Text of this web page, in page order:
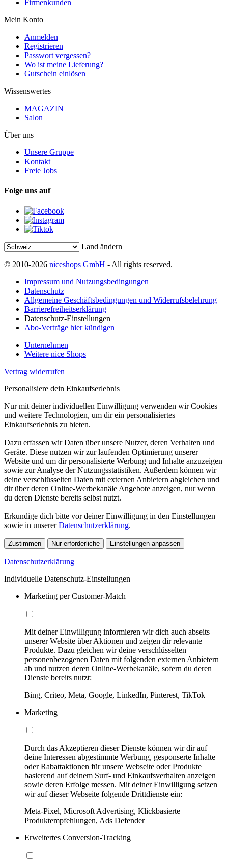
Firmenkunden
Mein Konto
Anmelden
Registrieren
Passwort vergessen?
Wo ist meine Lieferung?
Gutschein einlösen
Wissenswertes
MAGAZIN
Salon
Über uns
Unsere Gruppe
Kontakt
Freie Jobs
Folge uns auf
Land ändern
© 2010-2026 niceshops GmbH - All rights reserved.
Impressum und Nutzungsbedingungen
Datenschutz
Allgemeine Geschäftsbedingungen und Widerrufsbelehrung
Barrierefreiheitserklärung
Datenschutz-Einstellungen
Abo-Verträge hier kündigen
Unternehmen
Weitere nice Shops
Vertrag widerrufen
Personalisiere dein Einkaufserlebnis
Nur mit deiner individuellen Einwilligung verwenden wir Cookies
und weitere Technologien, um dir ein personalisiertes
Einkaufserlebnis zu bieten.
Dazu erfassen wir Daten über unsere Nutzer, deren Verhalten und
Geräte. Diese nutzen wir zur laufenden Optimierung unserer
Website und um dir personalisierte Werbung und Inhalte anzuzeigen
sowie zur Analyse der Nutzungsstatistiken. Außerdem können wir
deine verschlüsselten Daten mit externen Anbietern abgleichen und
dir über deren Online-Werbekanäle Angebote anzeigen, nur wenn
du deren Dienste bereits selbst nutzt.
Erkundige dich bitte vor deiner Einwilligung in den Einstellungen
sowie in unsererDatenschutzerklärung.
Zustimmen Nur erforderliche Einstellungen anpassen
Datenschutzerklärung
Individuelle Datenschutz-Einstellungen
Marketing per Customer-Match
Mit deiner Einwilligung informieren wir dich auch abseits
unserer Website über Aktionen und zeigen dir relevante
Produkte. Dazu gleichen wir deine verschlüsselten
personenbezogenen Daten mit folgenden externen Anbietern
ab und nutzen deren Online-Werbekanäle, sofern du deren
Dienste bereits nutzt:
Bing, Criteo, Meta, Google, LinkedIn, Pinterest, TikTok
Marketing
Durch das Akzeptieren dieser Dienste können wir dir auf
deine Interessen abgestimmte Werbung, gesponserte Inhalte
oder Rabattaktionen für unsere Webseite oder Produkte
basierend auf deinem Surf- und Einkaufsverhalten anzeigen
sowie deren Erfolge messen. Mit deiner Einwilligung setzen
wir auf dieser Webseite folgende Drittdienste ein:
Meta-Pixel, Microsoft Advertising, Klickbasierte
Produktempfehlungen, Ads Defender
Erweitertes Conversion-Tracking